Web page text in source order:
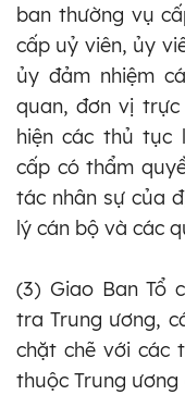
ban thường vụ
cấp uỷ viên, ủy
ủy đảm nhiệm
quan, đơn vị
hiện các thủ tục
cấp có thẩm
tác nhân sự của
lý cán bộ và các
(3) Giao Ban Tổ
tra Trung ương,
chặt chẽ với các
thuộc Trung